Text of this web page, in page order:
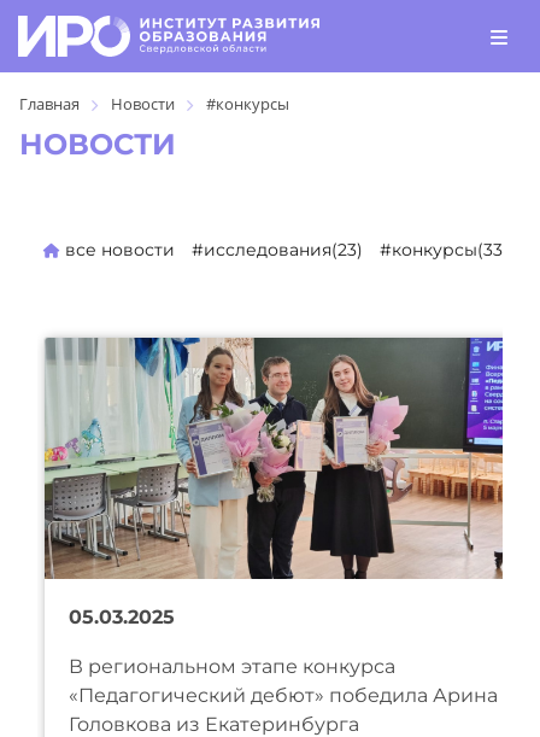
Главная Новости #конкурсы
НОВОСТИ
все новости #исследования(23) #конкурсы(330)
05.03.2025
В региональном этапе конкурса
«Педагогический дебют» победила Арина
Головкова из Екатеринбурга